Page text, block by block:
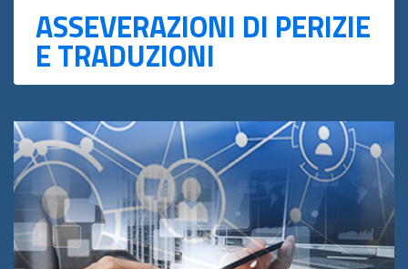
ASSEVERAZIONI DI PERIZIE
E TRADUZIONI